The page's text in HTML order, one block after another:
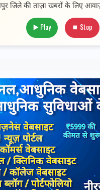
जिले की ताज़ा खबरों के लिए
▶️ Play ⏹ Stop